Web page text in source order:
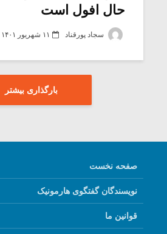
حال افول است
سجاد پورقناد ۱۱ شهریور ۱۴۰۱
بارگذاری بیشتر
صفحه نخست
نویسندگان گفتگوی هارمونیک
قوانین ما